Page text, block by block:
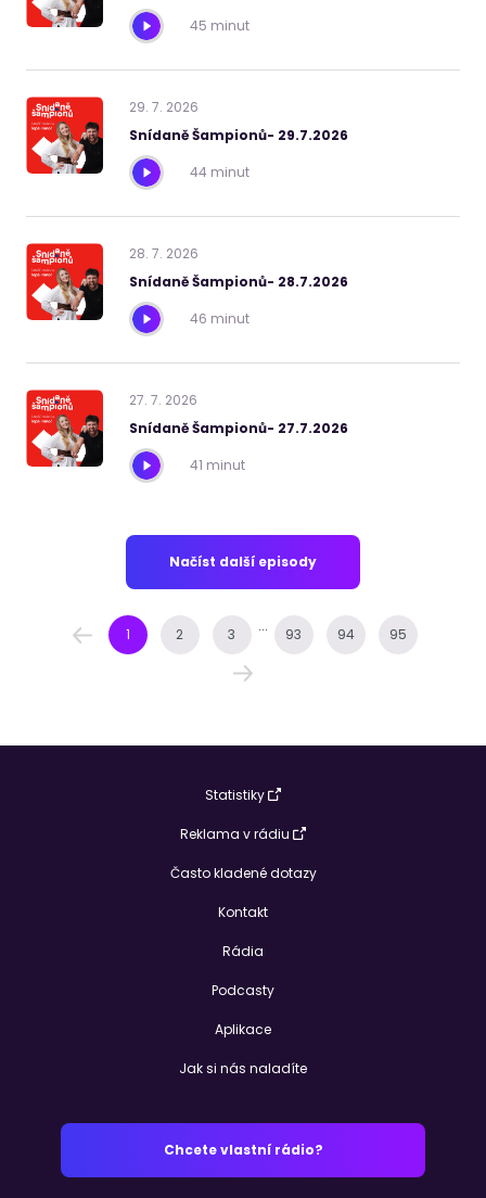
45 minut
29. 7. 2026
Snídaně Šampionů- 29.7.2026
44 minut
28. 7. 2026
Snídaně Šampionů- 28.7.2026
46 minut
27. 7. 2026
Snídaně Šampionů- 27.7.2026
41 minut
Načíst další episody
1 2 3 ... 93 94 95
Statistiky
Reklama v rádiu
Často kladené dotazy
Kontakt
Rádia
Podcasty
Aplikace
Jak si nás naladíte
Chcete vlastní rádio?